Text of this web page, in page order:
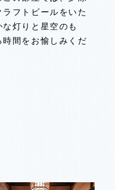
フトビールをいた
灯りと星空のも
間をお愉しみくだ
フトビールをいた
灯りと星空のも
間をお愉しみくだ
フトビールをいた
灯りと星空のも
間をお愉しみくだ
フトビールをいた
灯りと星空のも
間をお愉しみくだ